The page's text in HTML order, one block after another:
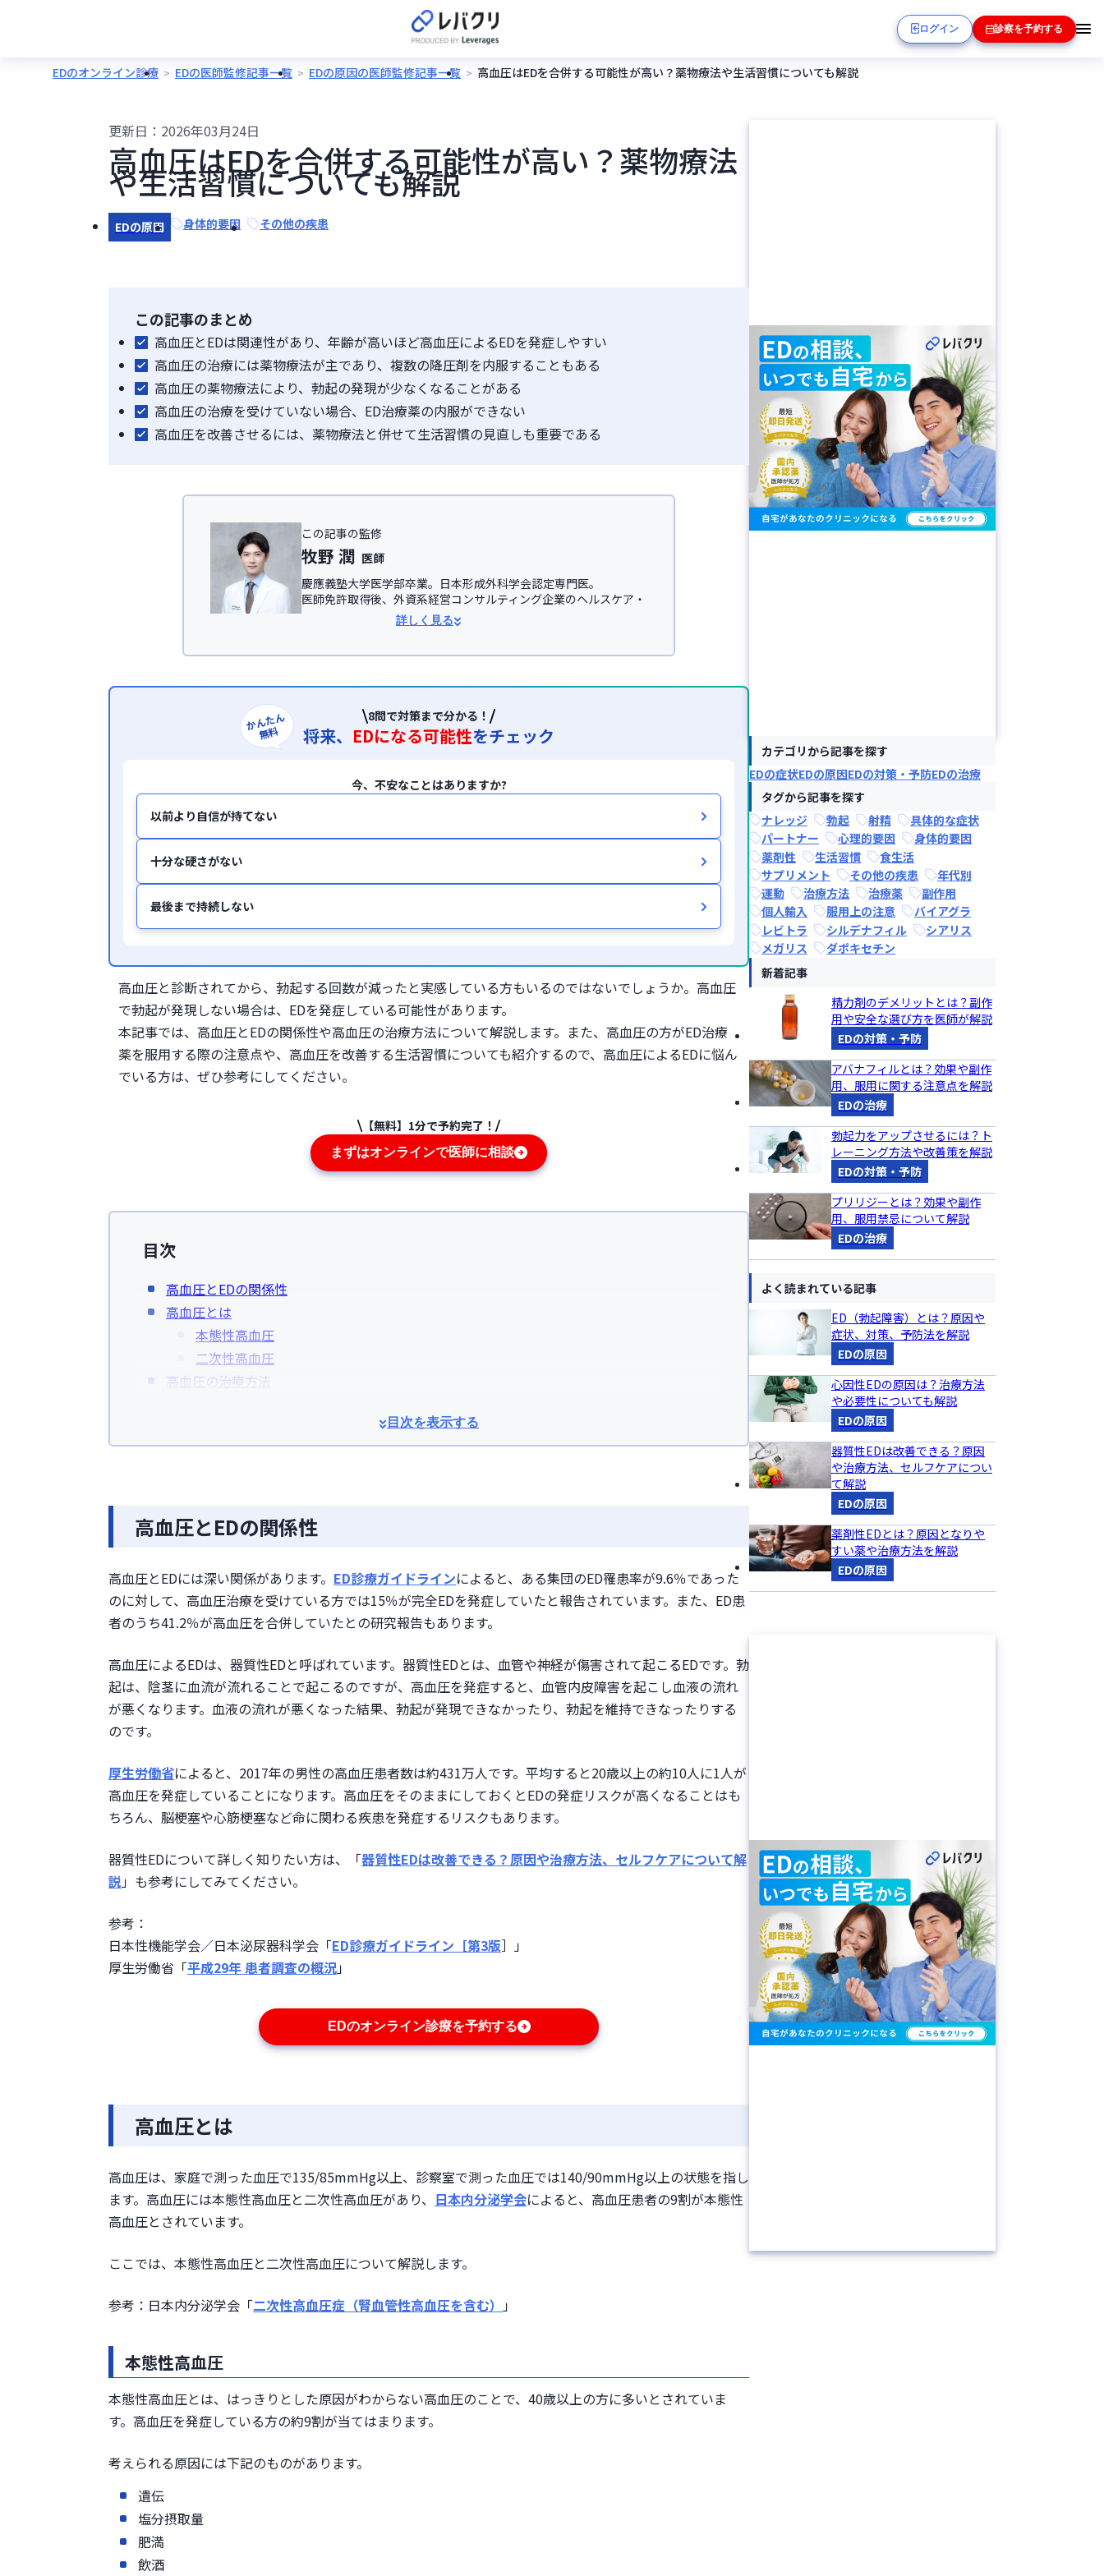
ログイン 診察を予約する
EDのオンライン診療 EDの医師監修記事一覧 EDの原因の医師監修記事一覧 高血圧はEDを合併する可能性が高い？薬物療法や生活習慣についても解説
更新日： 2026年03月24日
高血圧はEDを合併する可能性が高い？薬物療法
や生活習慣についても解説
EDの原因 身体的要因 その他の疾患
この記事のまとめ
高血圧とEDは関連性があり、年齢が高いほど高血圧によるEDを発症しやすい
高血圧の治療には薬物療法が主であり、複数の降圧剤を内服することもある
高血圧の薬物療法により、勃起の発現が少なくなることがある
高血圧の治療を受けていない場合、ED治療薬の内服ができない
高血圧を改善させるには、薬物療法と併せて生活習慣の見直しも重要である
この記事の監修
牧野 潤 医師
慶應義塾大学医学部卒業。日本形成外科学会認定専門医。
医師免許取得後、外資系経営コンサルティング企業のヘルスケア・
慶應義塾大学医学部助教を経て、美容医療を主とした
日本形成外科学会
日本美容外科学会(JSAPS)
詳しく見る
かんたん
無料
8問で対策まで分かる！
将来、 EDになる可能性をチェック
今、不安なことはありますか?
以前より自信が持てない
十分な硬さがない
最後まで持続しない
高血圧と診断されてから、勃起する回数が減ったと実感している方もいるのではないでしょうか。高血圧
で勃起が発現しない場合は、EDを発症している可能性があります。
本記事では、高血圧とEDの関係性や高血圧の治療方法について解説します。また、高血圧の方がED治療
薬を服用する際の注意点や、高血圧を改善する生活習慣についても紹介するので、高血圧によるEDに悩ん
でいる方は、ぜひ参考にしてください。
【無料】1分で予約完了！
まずはオンラインで医師に相談
目次
目次を表示する
高血圧とEDの関係性
高血圧とは
本態性高血圧
二次性高血圧
高血圧の治療方法
アンジオテンシン変換酵素（ACE）阻害薬
高血圧の方がED治療薬を服用する際の注意点
高血圧治療薬とED治療薬を併用するには、医師の確認が必要である
個人で輸入しない
高血圧を予防する生活習慣
塩分を控える
適切な運動をする
飲酒を控える
禁煙する
高血圧とEDの関係性
高血圧とEDには深い関係があります。 ED診療ガイドラインによると、ある集団のED罹患率が9.6％であった
のに対して、高血圧治療を受けている方では15％が完全EDを発症していたと報告されています。また、ED患
者のうち41.2％が高血圧を合併していたとの研究報告もあります。
高血圧によるEDは、器質性EDと呼ばれています。器質性EDとは、血管や神経が傷害されて起こるEDです。勃
起は、陰茎に血流が流れることで起こるのですが、高血圧を発症すると、血管内皮障害を起こし血液の流れ
が悪くなります。血液の流れが悪くなった結果、勃起が発現できなかったり、勃起を維持できなったりする
のです。
厚生労働省によると、2017年の男性の高血圧患者数は約431万人です。平均すると20歳以上の約10人に1人が
高血圧を発症していることになります。高血圧をそのままにしておくとEDの発症リスクが高くなることはも
ちろん、脳梗塞や心筋梗塞など命に関わる疾患を発症するリスクもあります。
器質性EDについて詳しく知りたい方は、「器質性EDは改善できる？原因や治療方法、セルフケアについて解
説」も参考にしてみてください。
参考：
日本性機能学会／日本泌尿器科学会「ED診療ガイドライン［第3版］」
厚生労働省「平成29年 患者調査の概況」
EDのオンライン診療を予約する
高血圧とは
高血圧は、家庭で測った血圧で135/85mmHg以上、診察室で測った血圧では140/90mmHg以上の状態を指し
ます。高血圧には本態性高血圧と二次性高血圧があり、 日本内分泌学会によると、高血圧患者の9割が本態性
高血圧とされています。
ここでは、本態性高血圧と二次性高血圧について解説します。
参考：日本内分泌学会「二次性高血圧症（腎血管性高血圧を含む） 」
本態性高血圧
本態性高血圧とは、はっきりとした原因がわからない高血圧のことで、40歳以上の方に多いとされていま
す。高血圧を発症している方の約9割が当てはまります。
考えられる原因には下記のものがあります。
遺伝
塩分摂取量
肥満
飲酒
カテゴリから記事を探す
EDの症状EDの原因EDの対策・予防EDの治療
タグから記事を探す
ナレッジ
勃起 射精
具体的な症状
パートナー
心理的要因
身体的要因
薬剤性
生活習慣
食生活
サプリメント
その他の疾患
年代別
運動
治療方法 治療薬
副作用
個人輸入
服用上の注意
バイアグラ
レビトラ
シルデナフィル
シアリス
メガリス
ダポキセチン
新着記事
精力剤のデメリットとは？副作
用や安全な選び方を医師が解説
EDの対策・予防
アバナフィルとは？効果や副作
用、服用に関する注意点を解説
EDの治療
勃起力をアップさせるには？ト
レーニング方法や改善策を解説
EDの対策・予防
プリリジーとは？効果や副作
用、服用禁忌について解説
EDの治療
よく読まれている記事
ED（勃起障害）とは？原因や
症状、対策、予防法を解説
EDの原因
心因性EDの原因は？治療方法
や必要性についても解説
EDの原因
器質性EDは改善できる？原因
や治療方法、セルフケアについ
て解説
EDの原因
薬剤性EDとは？原因となりや
すい薬や治療方法を解説
EDの原因